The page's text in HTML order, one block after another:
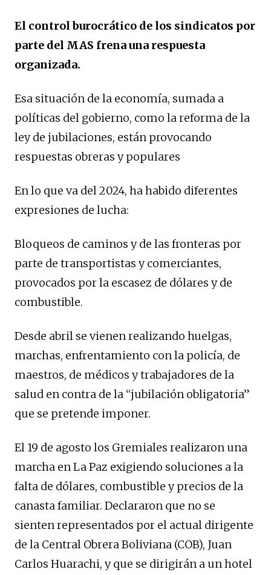
El control burocrático de los sindicatos por
parte del MAS frena una respuesta
organizada.
Esa situación de la economía, sumada a
políticas del gobierno, como la reforma de la
ley de jubilaciones, están provocando
respuestas obreras y populares
En lo que va del 2024, ha habido diferentes
expresiones de lucha:
Bloqueos de caminos y de las fronteras por
parte de transportistas y comerciantes,
provocados por la escasez de dólares y de
combustible.
Desde abril se vienen realizando huelgas,
marchas, enfrentamiento con la policía, de
maestros, de médicos y trabajadores de la
salud en contra de la “jubilación obligatoria”
que se pretende imponer.
El 19 de agosto los Gremiales realizaron una
marcha en La Paz exigiendo soluciones a la
falta de dólares, combustible y precios de la
canasta familiar. Declararon que no se
sienten representados por el actual dirigente
de la Central Obrera Boliviana (COB), Juan
Carlos Huarachi, y que se dirigirán a un hotel